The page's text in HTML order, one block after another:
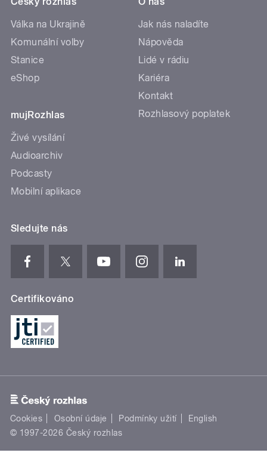
Válka na Ukrajině
Komunální volby
Stanice
eShop
mujRozhlas
Živé vysílání
Audioarchiv
Podcasty
Mobilní aplikace
Jak nás naladíte
Nápověda
Lidé v rádiu
Kariéra
Kontakt
Rozhlasový poplatek
Sledujte nás
Certifikováno
Cookies Osobní údaje Podmínky užití
English
© 1997-2026 Český rozhlas